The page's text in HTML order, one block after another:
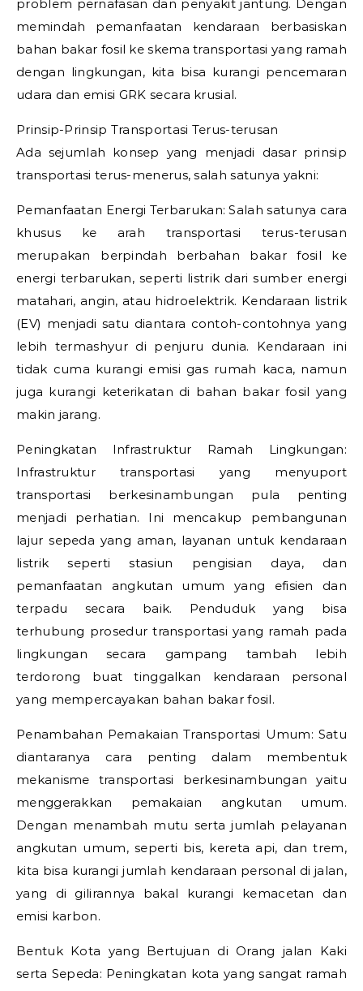
problem pernafasan dan penyakit jantung. Dengan
memindah pemanfaatan kendaraan berbasiskan
bahan bakar fosil ke skema transportasi yang ramah
dengan lingkungan, kita bisa kurangi pencemaran
udara dan emisi GRK secara krusial.
Prinsip-Prinsip Transportasi Terus-terusan
Ada sejumlah konsep yang menjadi dasar prinsip
transportasi terus-menerus, salah satunya yakni:
Pemanfaatan Energi Terbarukan: Salah satunya cara
khusus ke arah transportasi terus-terusan
merupakan berpindah berbahan bakar fosil ke
energi terbarukan, seperti listrik dari sumber energi
matahari, angin, atau hidroelektrik. Kendaraan listrik
(EV) menjadi satu diantara contoh-contohnya yang
lebih termashyur di penjuru dunia. Kendaraan ini
tidak cuma kurangi emisi gas rumah kaca, namun
juga kurangi keterikatan di bahan bakar fosil yang
makin jarang.
Peningkatan Infrastruktur Ramah Lingkungan:
Infrastruktur transportasi yang menyuport
transportasi berkesinambungan pula penting
menjadi perhatian. Ini mencakup pembangunan
lajur sepeda yang aman, layanan untuk kendaraan
listrik seperti stasiun pengisian daya, dan
pemanfaatan angkutan umum yang efisien dan
terpadu secara baik. Penduduk yang bisa
terhubung prosedur transportasi yang ramah pada
lingkungan secara gampang tambah lebih
terdorong buat tinggalkan kendaraan personal
yang mempercayakan bahan bakar fosil.
Penambahan Pemakaian Transportasi Umum: Satu
diantaranya cara penting dalam membentuk
mekanisme transportasi berkesinambungan yaitu
menggerakkan pemakaian angkutan umum.
Dengan menambah mutu serta jumlah pelayanan
angkutan umum, seperti bis, kereta api, dan trem,
kita bisa kurangi jumlah kendaraan personal di jalan,
yang di gilirannya bakal kurangi kemacetan dan
emisi karbon.
Bentuk Kota yang Bertujuan di Orang jalan Kaki
serta Sepeda: Peningkatan kota yang sangat ramah